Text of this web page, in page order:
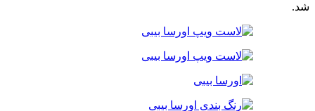
شد.